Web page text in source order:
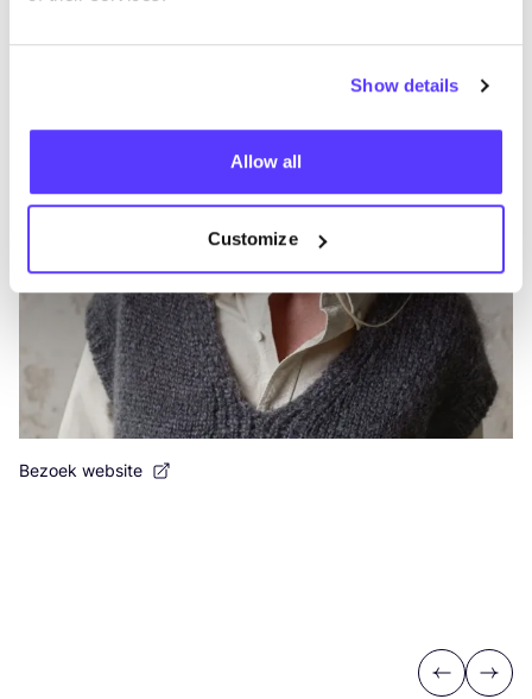
Show details
Allow all
Customize
Bezoek website
Previous
Next